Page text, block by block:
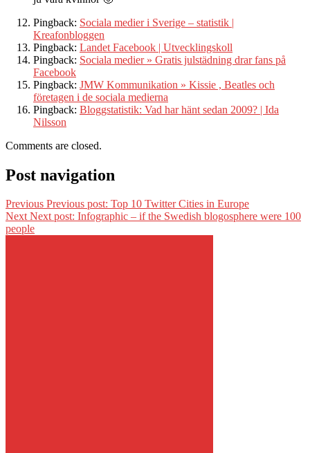
Pingback: Sociala medier i Sverige – statistik |
Kreafonbloggen
Pingback: Landet Facebook | Utvecklingskoll
Pingback: Sociala medier » Gratis julstädning drar fans på
Facebook
Pingback: JMW Kommunikation » Kissie , Beatles och
företagen i de sociala medierna
Pingback: Bloggstatistik: Vad har hänt sedan 2009? | Ida
Nilsson
Comments are closed.
Post navigation
Previous Previous post: Top 10 Twitter Cities in Europe
Next Next post: Infographic – if the Swedish blogosphere were 100
people